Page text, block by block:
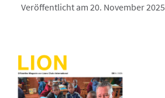
Veröffentlicht am 20. November 2025